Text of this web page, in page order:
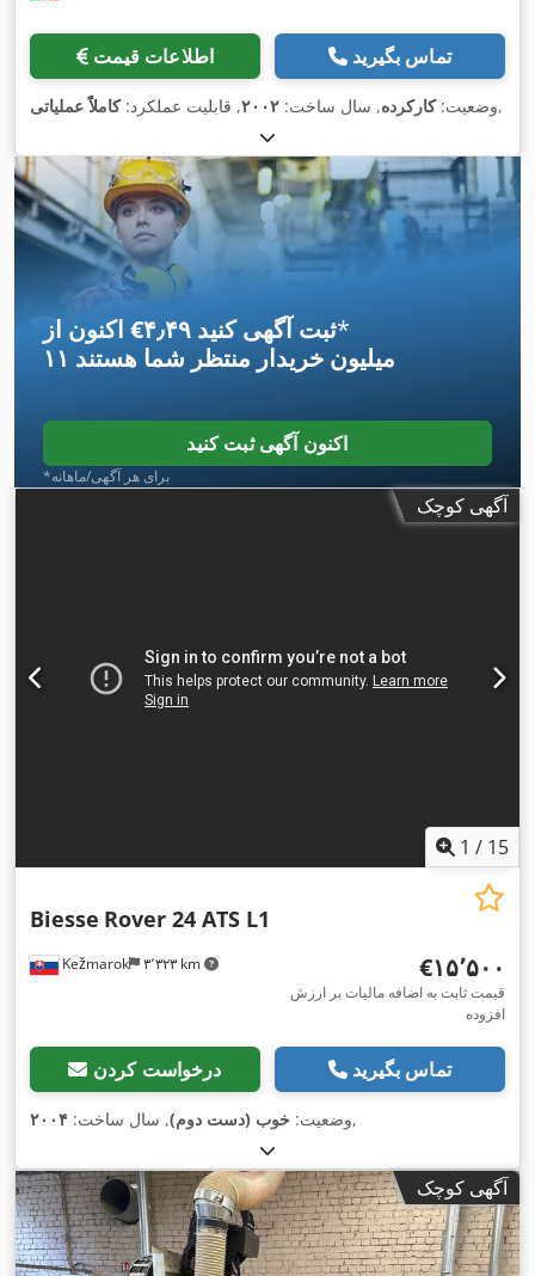
اطلاعات قیمت تماس بگیرید
وضعیت:کارکرده, سال ساخت: ۲۰۰۲, قابلیت عملکرد:کاملاً عملیاتی ,
اکنون از ‎€۴٫۴۹ ثبت آگهی کنید*
۱۱ میلیون خریدار منتظر شما هستند
اکنون آگهی ثبت کنید
*برای هر آگهی/ماهانه
آگهی کوچک
1 / 15
Kežmarok ۳٬۳۲۳ km
Biesse Rover 24 ATS L1
‎€۱۵٬۵۰۰
قیمت ثابت به اضافه مالیات بر ارزش
افزوده
درخواست کردن تماس بگیرید
وضعیت: خوب (دست دوم), سال ساخت: ۲۰۰۴ ,
آگهی کوچک